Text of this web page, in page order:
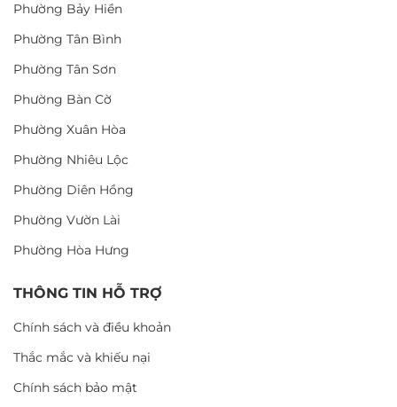
Phường Bảy Hiền
Phường Tân Bình
Phường Tân Sơn
Phường Bàn Cờ
Phường Xuân Hòa
Phường Nhiêu Lộc
Phường Diên Hồng
Phường Vườn Lài
Phường Hòa Hưng
THÔNG TIN HỖ TRỢ
Chính sách và điều khoản
Thắc mắc và khiếu nại
Chính sách bảo mật